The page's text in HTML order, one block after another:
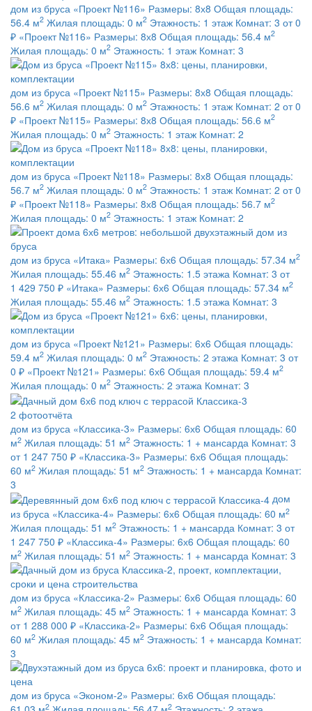
дом из бруса «Проект №116» Размеры: 8х8 Общая площадь:
56.4 м2 Жилая площадь: 0 м2 Этажность: 1 этаж Комнат: 3 от 0
₽ «Проект №116» Размеры: 8х8 Общая площадь: 56.4 м2
Жилая площадь: 0 м2 Этажность: 1 этаж Комнат: 3
дом из бруса «Проект №115» Размеры: 8х8 Общая площадь:
56.6 м2 Жилая площадь: 0 м2 Этажность: 1 этаж Комнат: 2 от 0
₽ «Проект №115» Размеры: 8х8 Общая площадь: 56.6 м2
Жилая площадь: 0 м2 Этажность: 1 этаж Комнат: 2
дом из бруса «Проект №118» Размеры: 8х8 Общая площадь:
56.7 м2 Жилая площадь: 0 м2 Этажность: 1 этаж Комнат: 2 от 0
₽ «Проект №118» Размеры: 8х8 Общая площадь: 56.7 м2
Жилая площадь: 0 м2 Этажность: 1 этаж Комнат: 2
дом из бруса «Итака» Размеры: 6х6 Общая площадь: 57.34 м2
Жилая площадь: 55.46 м2 Этажность: 1.5 этажа Комнат: 3 от
1 429 750 ₽ «Итака» Размеры: 6х6 Общая площадь: 57.34 м2
Жилая площадь: 55.46 м2 Этажность: 1.5 этажа Комнат: 3
дом из бруса «Проект №121» Размеры: 6х6 Общая площадь:
59.4 м2 Жилая площадь: 0 м2 Этажность: 2 этажа Комнат: 3 от
0 ₽ «Проект №121» Размеры: 6х6 Общая площадь: 59.4 м2
Жилая площадь: 0 м2 Этажность: 2 этажа Комнат: 3
2 фотоотчёта
дом из бруса «Классика-3» Размеры: 6х6 Общая площадь: 60
м2 Жилая площадь: 51 м2 Этажность: 1 + мансарда Комнат: 3
от 1 247 750 ₽ «Классика-3» Размеры: 6х6 Общая площадь:
60 м2 Жилая площадь: 51 м2 Этажность: 1 + мансарда Комнат:
3
дом
из бруса «Классика-4» Размеры: 6х6 Общая площадь: 60 м2
Жилая площадь: 51 м2 Этажность: 1 + мансарда Комнат: 3 от
1 247 750 ₽ «Классика-4» Размеры: 6х6 Общая площадь: 60
м2 Жилая площадь: 51 м2 Этажность: 1 + мансарда Комнат: 3
дом из бруса «Классика-2» Размеры: 6х6 Общая площадь: 60
м2 Жилая площадь: 45 м2 Этажность: 1 + мансарда Комнат: 3
от 1 288 000 ₽ «Классика-2» Размеры: 6х6 Общая площадь:
60 м2 Жилая площадь: 45 м2 Этажность: 1 + мансарда Комнат:
3
дом из бруса «Эконом-2» Размеры: 6х6 Общая площадь:
2 2